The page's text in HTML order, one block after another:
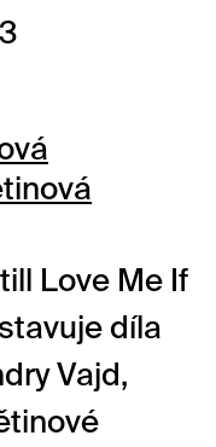
Love Me If
díla
Vajd,